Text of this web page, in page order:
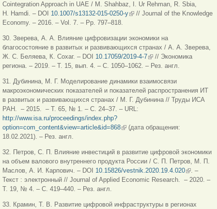
Cointegration Approach in UAE / M. Shahbaz, I. Ur Rehman, R. Sbia,
H. Hamdi. – DOI 10.1007/s13132-015-0250-y(внешняя ссылка)
// Journal of the Knowledge
Economy. – 2016. – Vol. 7. – Pp. 797–818.
30. Зверева, А. А. Влияние цифровизации экономики на
благосостояние в развитых и развивающихся странах / А. А. Зверева,
Ж. С. Беляева, К. Сохаг. – DOI 10.17059/2019-4-7(внешняя ссылка)
// Экономика
региона. – 2019. – Т. 15, вып. 4. – С. 1050–1062. – Рез. англ.
31. Дубинина, М. Г. Моделирование динамики взаимосвязи
макроэкономических показателей и показателей распространения ИТ
в развитых и развивающихся странах / М. Г. Дубинина // Труды ИСА
РАН. – 2015. – Т. 65, № 1. – С. 24–37. – URL:
http://www.isa.ru/proceedings/index.php?
option=com_content&view=article&id=868(внешняя ссылка)
(дата обращения:
18.02.2021). – Рез. англ.
32. Петров, С. П. Влияние инвестиций в развитие цифровой экономики
на объем валового внутреннего продукта России / С. П. Петров, М. П.
Маслов, А. И. Карпович. – DOI 10.15826/vestnik.2020.19.4.020(внешняя
ссылка)
. –
Текст : электронный // Journal of Applied Economic Research. – 2020. –
Т. 19, № 4. – С. 419–440. – Рез. англ.
33. Крамин, Т. В. Развитие цифровой инфраструктуры в регионах